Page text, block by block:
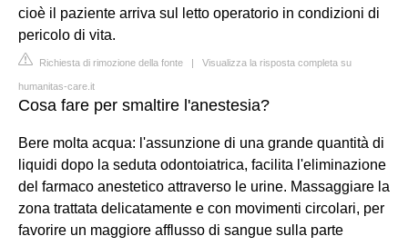
cioè il paziente arriva sul letto operatorio in condizioni di
pericolo di vita.
Richiesta di rimozione della fonte | Visualizza la risposta completa su
humanitas-care.it
Cosa fare per smaltire l'anestesia?
Bere molta acqua: l'assunzione di una grande quantità di
liquidi dopo la seduta odontoiatrica, facilita l'eliminazione
del farmaco anestetico attraverso le urine. Massaggiare la
zona trattata delicatamente e con movimenti circolari, per
favorire un maggiore afflusso di sangue sulla parte